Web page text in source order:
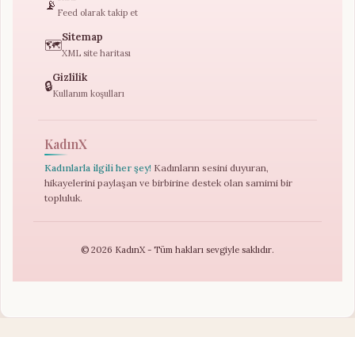
📡
Feed olarak takip et
🗺️Sitemap
XML site haritası
🔒Gizlilik
Kullanım koşulları
KadınX
Kadınlarla ilgili her şey! Kadınların sesini duyuran,
hikayelerini paylaşan ve birbirine destek olan samimi bir
topluluk.
© 2026 KadınX - Tüm hakları sevgiyle saklıdır.